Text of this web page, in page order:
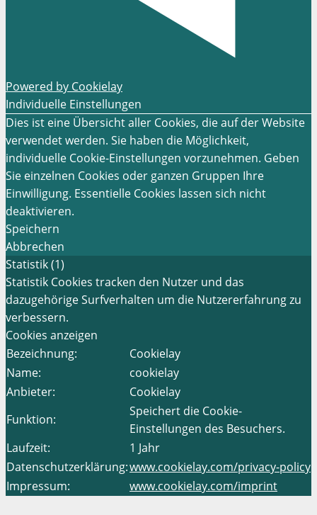
Powered by Cookielay
Individuelle Einstellungen
Dies ist eine Übersicht aller Cookies, die auf der Website
verwendet werden. Sie haben die Möglichkeit,
individuelle Cookie-Einstellungen vorzunehmen. Geben
Sie einzelnen Cookies oder ganzen Gruppen Ihre
Einwilligung. Essentielle Cookies lassen sich nicht
deaktivieren.
Speichern
Abbrechen
Statistik (1)
Statistik Cookies tracken den Nutzer und das
dazugehörige Surfverhalten um die Nutzererfahrung zu
verbessern.
Cookies anzeigen
Bezeichnung:
Cookielay
Name:
cookielay
Anbieter:
Cookielay
Funktion:
Speichert die Cookie-
Einstellungen des Besuchers.
Laufzeit:
1 Jahr
Datenschutzerklärung:www.cookielay.com/privacy-policy
Impressum:
www.cookielay.com/imprint